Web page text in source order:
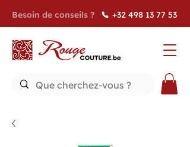
Besoin de conseils ? +32 498 13 77 53